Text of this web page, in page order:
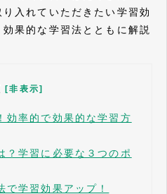
入れていただきたい学習効
果的な学習法とともに解説
[非表示]
効率的で効果的な学習方
？学習に必要な３つのポ
で学習効果アップ！